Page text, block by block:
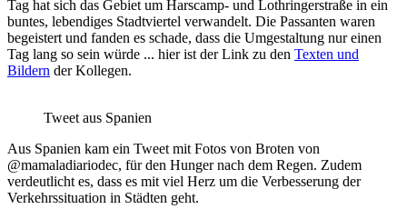
Tag hat sich das Gebiet um Harscamp- und Lothringerstraße in ein
buntes, lebendiges Stadtviertel verwandelt. Die Passanten waren
begeistert und fanden es schade, dass die Umgestaltung nur einen
Tag lang so sein würde ... hier ist der Link zu den Texten und
Bildern der Kollegen.
Tweet aus Spanien
Aus Spanien kam ein Tweet mit Fotos von Broten von
@mamaladiariodec, für den Hunger nach dem Regen. Zudem
verdeutlicht es, dass es mit viel Herz um die Verbesserung der
Verkehrssituation in Städten geht.